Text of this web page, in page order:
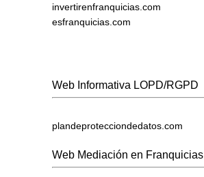
invertirenfranquicias.com
esfranquicias.com
Web Informativa LOPD/RGPD
plandeprotecciondedatos.com
Web Mediación en Franquicias